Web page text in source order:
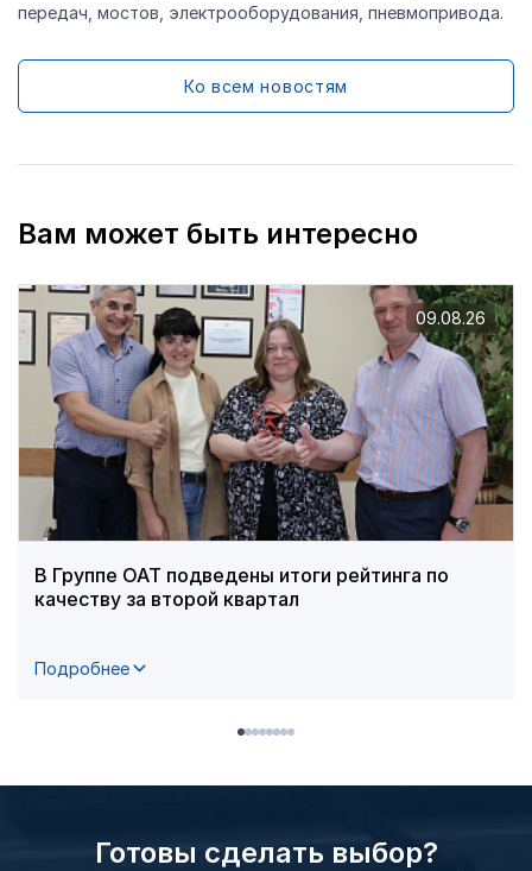
передач, мостов, электрооборудования, пневмопривода.
Ко всем новостям
Вам может быть интересно
В Группе ОАТ подведены итоги рейтинга по
качеству за второй квартал
Подробнее
09.08.26
Готовы сделать выбор?